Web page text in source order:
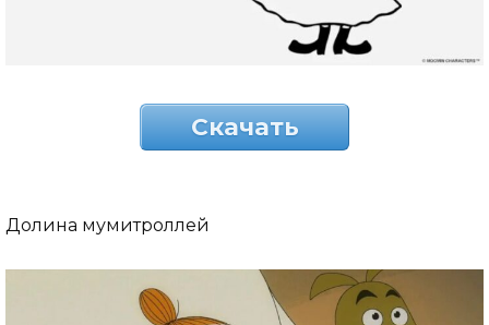
Скачать
Долина мумитроллей